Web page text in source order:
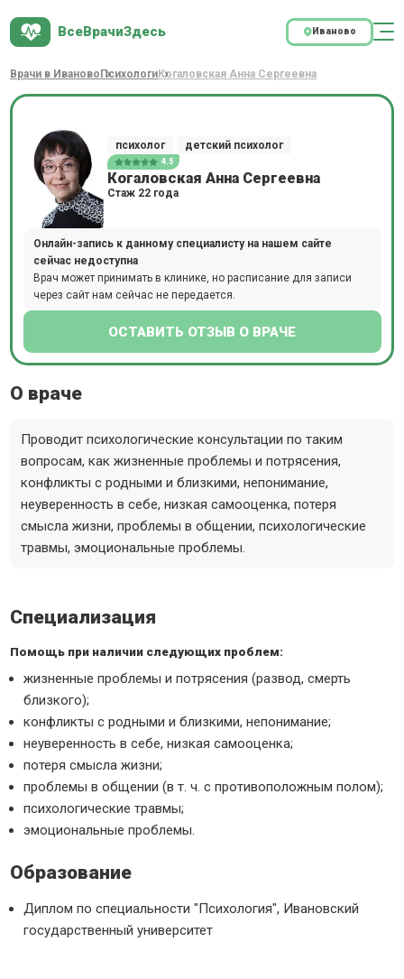
ВсеВрачиЗдесь Иваново
Врачи в Иваново Психологи Когаловская Анна Сергеевна
психолог детский психолог
4.5
Когаловская Анна Сергеевна
Стаж 22 года
Онлайн-запись к данному специалисту на нашем сайте
сейчас недоступна
Врач может принимать в клинике, но расписание для записи
через сайт нам сейчас не передается.
ОСТАВИТЬ ОТЗЫВ О ВРАЧЕ
О враче
Проводит психологические консультации по таким
вопросам, как жизненные проблемы и потрясения,
конфликты с родными и близкими, непонимание,
неуверенность в себе, низкая самооценка, потеря
смысла жизни, проблемы в общении, психологические
травмы, эмоциональные проблемы.
Специализация
Помощь при наличии следующих проблем:
жизненные проблемы и потрясения (развод, смерть
близкого);
конфликты с родными и близкими, непонимание;
неуверенность в себе, низкая самооценка;
потеря смысла жизни;
проблемы в общении (в т. ч. с противоположным полом);
психологические травмы;
эмоциональные проблемы.
Образование
Диплом по специальности "Психология", Ивановский
государственный университет